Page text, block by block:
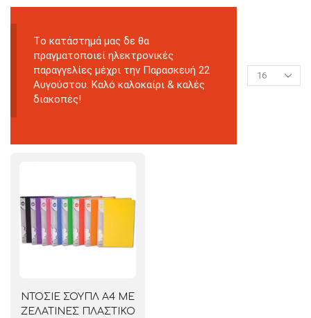
Tο κατάστημά μας δε θα
πραγματοποιεί ηλεκτρονικές
παραγγελίες μέχρι την Παρασκευή 22
Αυγούστου. Καλό καλοκαίρι & καλές
διακοπές!
ΝΤΟΣΙΕ ΣΟΥΠΛ Α4 ΜΕ
ΖΕΛΑΤΙΝΕΣ ΠΛΑΣΤΙΚΟ